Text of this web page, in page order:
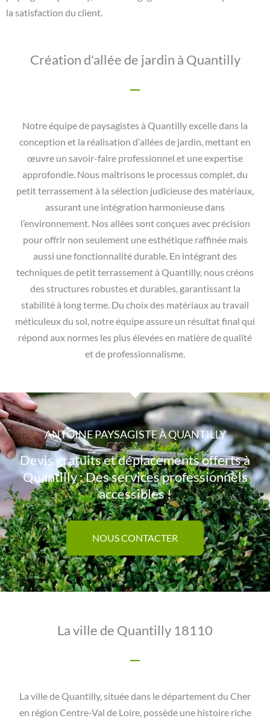
la satisfaction du client.
Création d'allée de jardin à Quantilly
Notre équipe de paysagistes à Quantilly excelle dans la
conception et la réalisation d’allées de jardin, mettant en
œuvre un savoir-faire professionnel et une expertise
approfondie. Nous maîtrisons le processus complet, du
petit terrassement à la sélection judicieuse des matériaux,
assurant une intégration harmonieuse dans
l’environnement. Nos allées sont conçues avec précision
pour offrir non seulement une esthétique raffinée mais
aussi une fonctionnalité durable. En intégrant des
techniques de petit terrassement à Quantilly, nous créons
des structures robustes et durables, garantissant la
stabilité à long terme. Du choix des matériaux au travail
méticuleux du sol, notre équipe assure un résultat final qui
répond aux normes les plus élevées en matière de qualité
et de professionnalisme.
ANTOINE PAYSAGISTE À QUANTILLY
Devis gratuits et déplacements offerts à
Quantilly : Des services professionnels
accessibles !
NOUS CONTACTER
La ville de Quantilly 18110
La ville de Quantilly, située dans le département du Cher
en région Centre-Val de Loire, possède une histoire riche